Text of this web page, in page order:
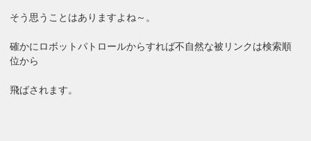
そう思うことはありますよね～。
確かにロボットパトロールからすれば不自然な被リンクは検索順
位から
飛ばされます。